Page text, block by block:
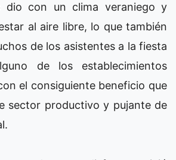
dio con un clima veraniego y
al aire libre, lo que también
de los asistentes a la fiesta
de los establecimientos
el consiguiente beneficio que
sector productivo y pujante de